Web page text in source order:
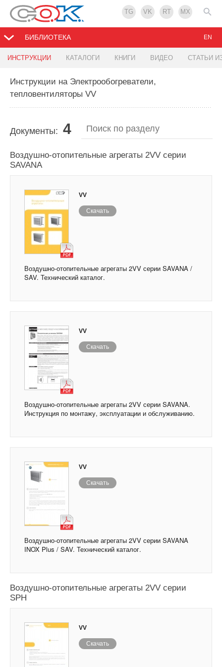
TG VK RT MX
БИБЛИОТЕКА
ИНСТРУКЦИИ КАТАЛОГИ КНИГИ ВИДЕО СТАТЬИ
EN
Инструкции на Электрообогреватели,
тепловентиляторы VV
Документы: 4
Воздушно-отопительные агрегаты 2VV серии
SAVANA
VV
Скачать
Воздушно-отопительные агрегаты 2VV серии SAVANA /
SAV. Технический каталог.
VV
Скачать
Воздушно-отопительные агрегаты 2VV серии SAVANA.
Инструкция по монтажу, эксплуатации и обслуживанию.
VV
Скачать
Воздушно-отопительные агрегаты 2VV серии SAVANA
INOX Plus / SAV. Технический каталог.
Воздушно-отопительные агрегаты 2VV серии
SPH
VV
Скачать